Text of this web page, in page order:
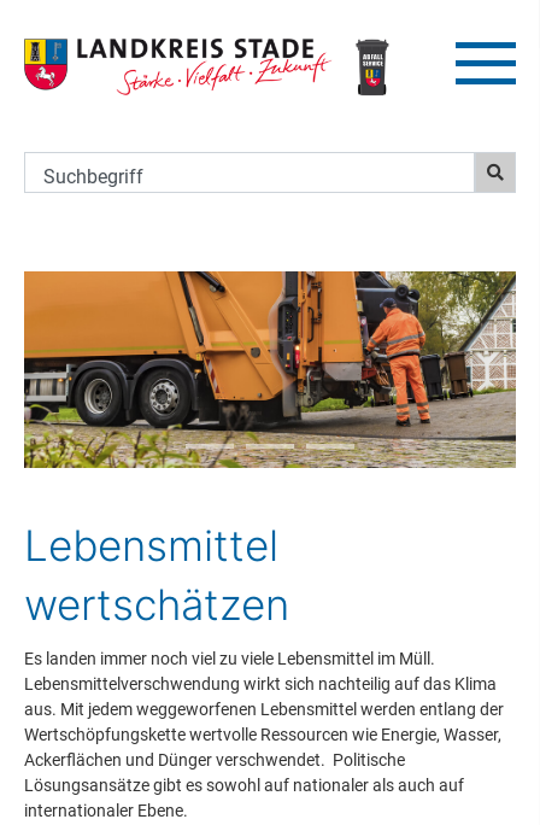
Suchbegriff
Lebensmittel
wertschätzen
Es landen immer noch viel zu viele Lebensmittel im Müll.
Lebensmittelverschwendung wirkt sich nachteilig auf das Klima
aus. Mit jedem weggeworfenen Lebensmittel werden entlang der
Wertschöpfungskette wertvolle Ressourcen wie Energie, Wasser,
Ackerflächen und Dünger verschwendet. Politische
Lösungsansätze gibt es sowohl auf nationaler als auch auf
internationaler Ebene.